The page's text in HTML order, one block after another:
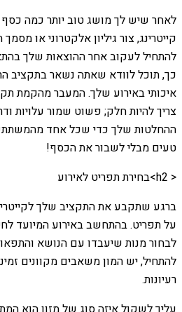
לאחר שיש לך מושג טוב יותר כמה כסף
קייטרינג, צור גיליון אלקטרוני או
להתחיל לעקוב אחר ההוצאות שלך
כך, תוכל לוודא שאתה נשאר בתקציב
איכותי באירוע שלך. המעבר מהקמת
צריך להיות חלק; פשוט שמור עלויות
ההחלטות שלך כדי שכל אחד
טעים מבלי לשבור את הכסף!
< h2>בחירת תפריט לאירוע
ברגע שתקבע את התקציב שלך
על תפריט. בהתחשב באירוע המיועד
לבחור מנות שיעבדו עם הנושא
להתחיל, יש המון משאבים מקוונים
רעיונות.